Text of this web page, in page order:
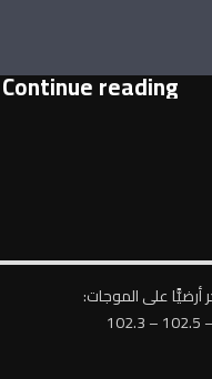
Continue reading
أرضيًّا على الموجات:
102.3 – 102.5